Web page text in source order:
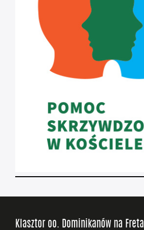
Klasztor oo. Dominikanów na Freta